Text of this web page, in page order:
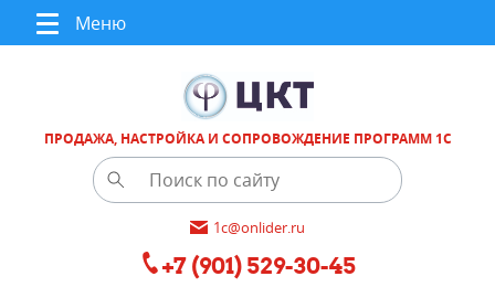
Меню
ПРОДАЖА, НАСТРОЙКА И СОПРОВОЖДЕНИЕ ПРОГРАММ 1С
1c@onlider.ru
+7 (901) 529-30-45